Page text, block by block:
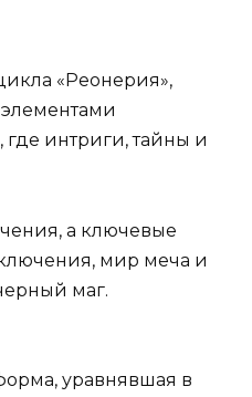
«Реонерия»,
интриги, тайны и
а ключевые
мир меча и
маг.
уравнявшая в